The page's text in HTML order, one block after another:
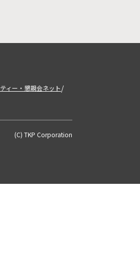
ィー・懇親会ネット/
(C) TKP Corporation